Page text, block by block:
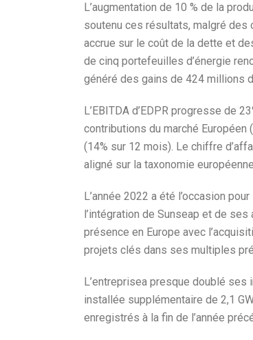
L’augmentation de 10 % de la
soutenu ces résultats, malgré des
accrue sur le coût de la dette et
de cinq portefeuilles d’énergie
généré des gains de 424 millions
L’EBITDA d’EDPR progresse de
contributions du marché Européen
(14% sur 12 mois). Le chiffre
aligné sur la taxonomie
L’année 2022 a été l’occasion
l’intégration de Sunseap et de
présence en Europe avec
projets clés dans ses multiples
L’entreprisea presque doublé
installée supplémentaire de 2,1
enregistrés à la fin de l’année